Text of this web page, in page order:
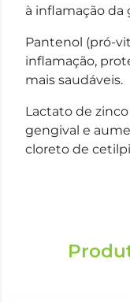
à inflamação da
Pantenol (pró-
inflamação,
mais saudáveis.
Lactato de
gengival e
cloreto de